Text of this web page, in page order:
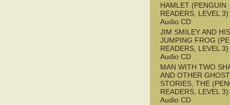
HAMLET (PENGUIN
READERS, LEVEL
Audio CD
JIM SMILEY AND HIS
JUMPING FROG
READERS, LEVEL
Audio CD
MAN WITH TWO
AND OTHER GHOST
STORIES, THE
READERS, LEVEL
Audio CD